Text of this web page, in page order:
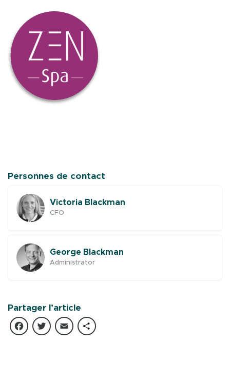
Personnes de contact
Victoria Blackman
CFO
George Blackman
Administrator
Partager l’article
Facebook
Twitter
Email